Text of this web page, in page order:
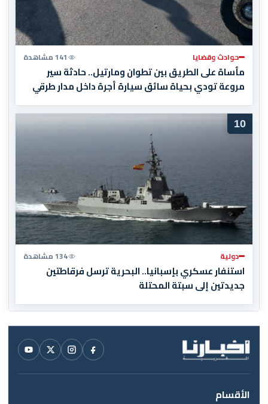
حوادث وقضايا 141 مشاهدة
مأساة على الطريق بين تطوان ومارتيل.. حادثة سير
مروعة تودي بحياة سائق سيارة أجرة داخل مدار طرقي
10
دولية 134 مشاهدة
استنفار عسكري بإسبانيا.. البحرية ترسل فرقاطتين
جديدتين إلى سبتة المحتلة
الأقسام